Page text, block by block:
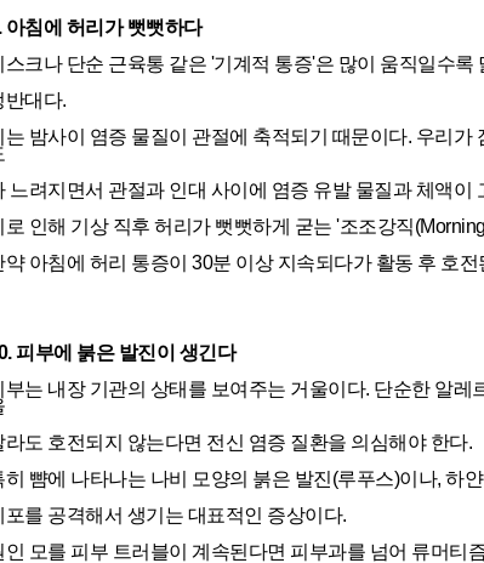
아침에 허리가 뻣뻣하다
스크나 단순 근육통 같은 '기계적 통증'은 많이 움직일수록
반대다.
는 밤사이 염증 물질이 관절에 축적되기 때문이다. 우리가
느려지면서 관절과 인대 사이에 염증 유발 물질과 체액이
로 인해 기상 직후 허리가 뻣뻣하게 굳는 '조조강직
약 아침에 허리 통증이 30분 이상 지속되다가 활동 후 호
피부에 붉은 발진이 생긴다
부는 내장 기관의 상태를 보여주는 거울이다. 단순한 알
라도 호전되지 않는다면 전신 염증 질환을 의심해야 한다.
히 뺨에 나타나는 나비 모양의 붉은 발진(루푸스)이나, 하
포를 공격해서 생기는 대표적인 증상이다.
인 모를 피부 트러블이 계속된다면 피부과를 넘어 류머티